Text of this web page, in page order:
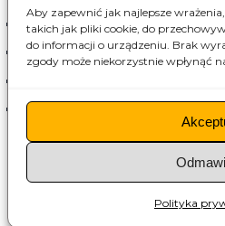
Aby zapewnić jak najlepsze
takich jak pliki cookie, do
do informacji o urządzeniu. Brak
zgody może niekorzystnie wpłynąć
Polityka
Ogłoszenia – 21 czerwca
Ogłoszenia – 14 czerwca
Ogłoszenia – 31 maja 2026 r.
Polityka
Dane